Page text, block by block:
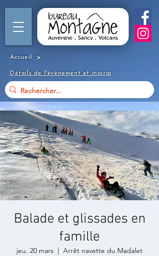
Accueil >
Détails de l'événement et inscription
Balade et glissades en
famille
jeu. 20 mars
  |
Arrêt navette du Madalet